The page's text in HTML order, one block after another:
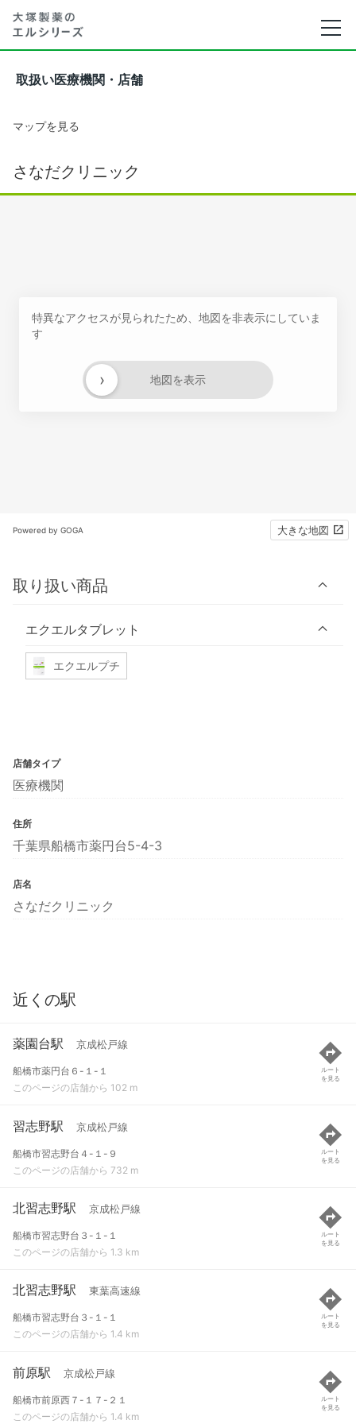
取扱い医療機関・店舗
マップを見る
さなだクリニック
特異なアクセスが見られたため、地図を非表示にしていま
す
地図を表示
›
Powered by GOGA 大きな地図
取り扱い商品
エクエルタブレット
エクエルプチ
店舗タイプ
医療機関
住所
千葉県船橋市薬円台5-4-3
店名
さなだクリニック
近くの駅
薬園台駅 京成松戸線
船橋市薬円台６-１-１
このページの店舗から 102 m
ルート
を見る
習志野駅 京成松戸線
船橋市習志野台４-１-９
このページの店舗から 732 m
ルート
を見る
北習志野駅 京成松戸線
船橋市習志野台３-１-１
このページの店舗から 1.3 km
ルート
を見る
北習志野駅 東葉高速線
船橋市習志野台３-１-１
このページの店舗から 1.4 km
ルート
を見る
前原駅 京成松戸線
船橋市前原西７-１７-２１
このページの店舗から 1.4 km
ルート
を見る